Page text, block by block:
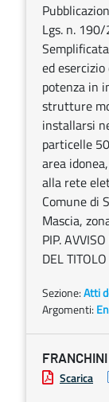
Lgs. n.
ed
potenza in
strutture
installarsi
particelle
area
alla rete
Comune di
Mascia,
PIP.
DEL
Sezione:Atti
Argomenti:
Scarica